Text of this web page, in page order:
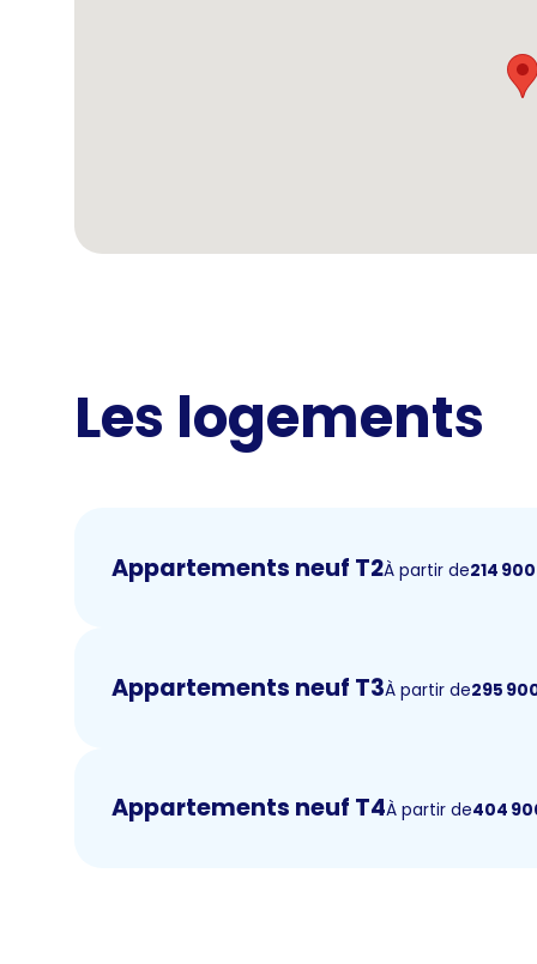
Les logements
Appartements neuf T2À partir de214 900
Appartements neuf T3À partir de295
Appartements neuf T4À partir de404